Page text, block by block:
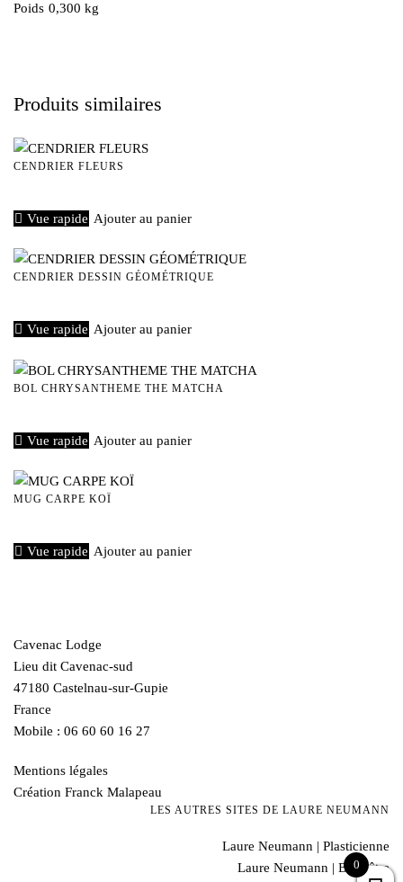
Poids 0,300 kg
Produits similaires
CENDRIER FLEURS
Vue rapide Ajouter au panier
CENDRIER DESSIN GÉOMÉTRIQUE
Vue rapide Ajouter au panier
BOL CHRYSANTHEME THE MATCHA
Vue rapide Ajouter au panier
MUG CARPE KOÏ
Vue rapide Ajouter au panier
Cavenac Lodge
Lieu dit Cavenac-sud
47180 Castelnau-sur-Gupie
France
Mobile : 06 60 60 16 27
Mentions légales
Création Franck Malapeau
LES AUTRES SITES DE LAURE NEUMANN
Laure Neumann | Plasticienne
Laure Neumann | Bien-être
0